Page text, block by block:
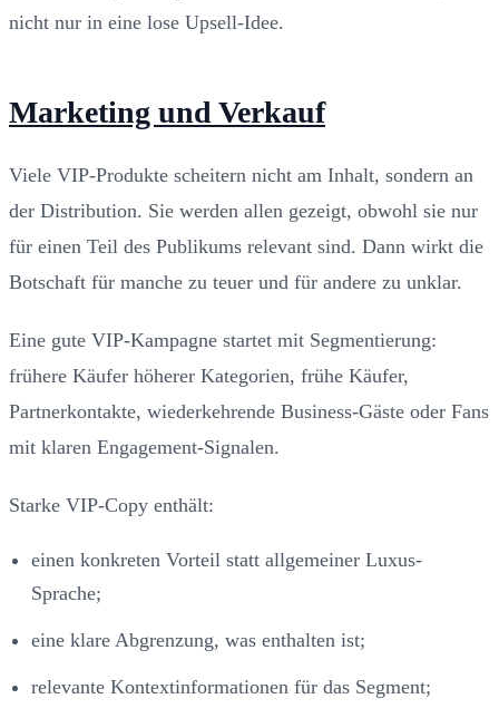
nicht nur in eine lose Upsell-Idee.
Marketing und Verkauf
Viele VIP-Produkte scheitern nicht am Inhalt, sondern an
der Distribution. Sie werden allen gezeigt, obwohl sie nur
für einen Teil des Publikums relevant sind. Dann wirkt die
Botschaft für manche zu teuer und für andere zu unklar.
Eine gute VIP-Kampagne startet mit Segmentierung:
frühere Käufer höherer Kategorien, frühe Käufer,
Partnerkontakte, wiederkehrende Business-Gäste oder Fans
mit klaren Engagement-Signalen.
Starke VIP-Copy enthält:
einen konkreten Vorteil statt allgemeiner Luxus-
Sprache;
eine klare Abgrenzung, was enthalten ist;
relevante Kontextinformationen für das Segment;